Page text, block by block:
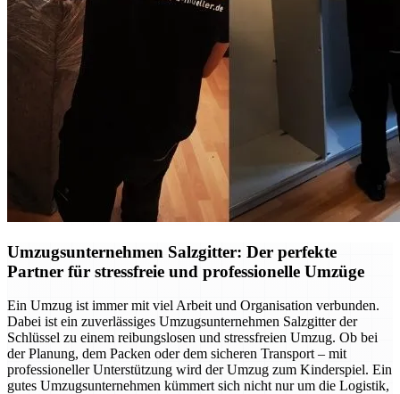
Umzugsunternehmen Salzgitter: Der perfekte
Partner für stressfreie und professionelle Umzüge
Ein Umzug ist immer mit viel Arbeit und Organisation verbunden.
Dabei ist ein zuverlässiges Umzugsunternehmen Salzgitter der
Schlüssel zu einem reibungslosen und stressfreien Umzug. Ob bei
der Planung, dem Packen oder dem sicheren Transport – mit
professioneller Unterstützung wird der Umzug zum Kinderspiel. Ein
gutes Umzugsunternehmen kümmert sich nicht nur um die Logistik,